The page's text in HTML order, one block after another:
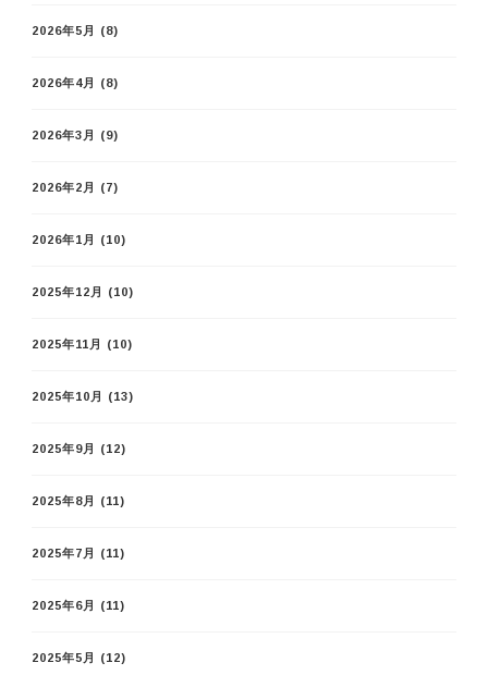
2026年5月 (8)
2026年4月 (8)
2026年3月 (9)
2026年2月 (7)
2026年1月 (10)
2025年12月 (10)
2025年11月 (10)
2025年10月 (13)
2025年9月 (12)
2025年8月 (11)
2025年7月 (11)
2025年6月 (11)
2025年5月 (12)